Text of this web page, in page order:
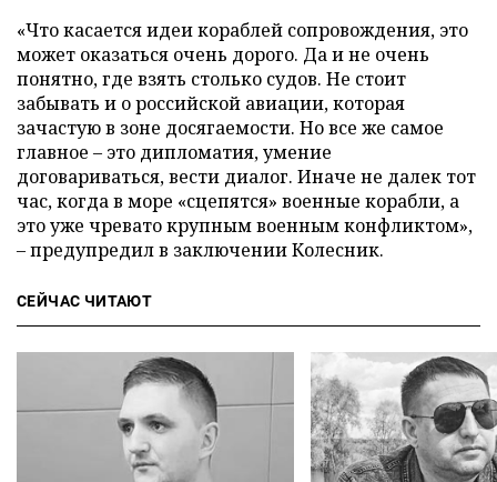
«Что касается идеи кораблей сопровождения, это
может оказаться очень дорого. Да и не очень
понятно, где взять столько судов. Не стоит
забывать и о российской авиации, которая
зачастую в зоне досягаемости. Но все же самое
главное – это дипломатия, умение
договариваться, вести диалог. Иначе не далек тот
час, когда в море «сцепятся» военные корабли, а
это уже чревато крупным военным конфликтом»,
– предупредил в заключении Колесник.
СЕЙЧАС ЧИТАЮТ